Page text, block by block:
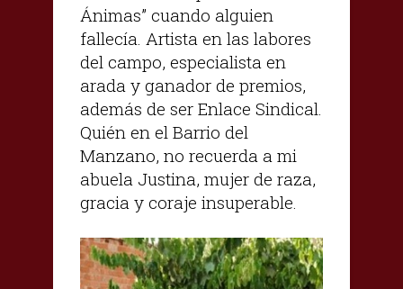
Ánimas” cuando alguien
fallecía. Artista en las labores
del campo, especialista en
arada y ganador de premios,
además de ser Enlace Sindical.
Quién en el Barrio del
Manzano, no recuerda a mi
abuela Justina, mujer de raza,
gracia y coraje insuperable.